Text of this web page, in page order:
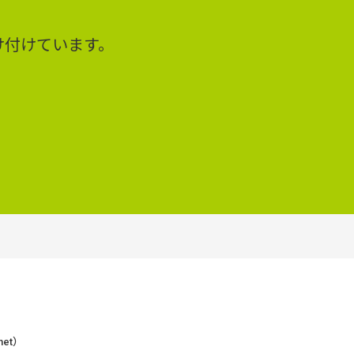
けています。
）